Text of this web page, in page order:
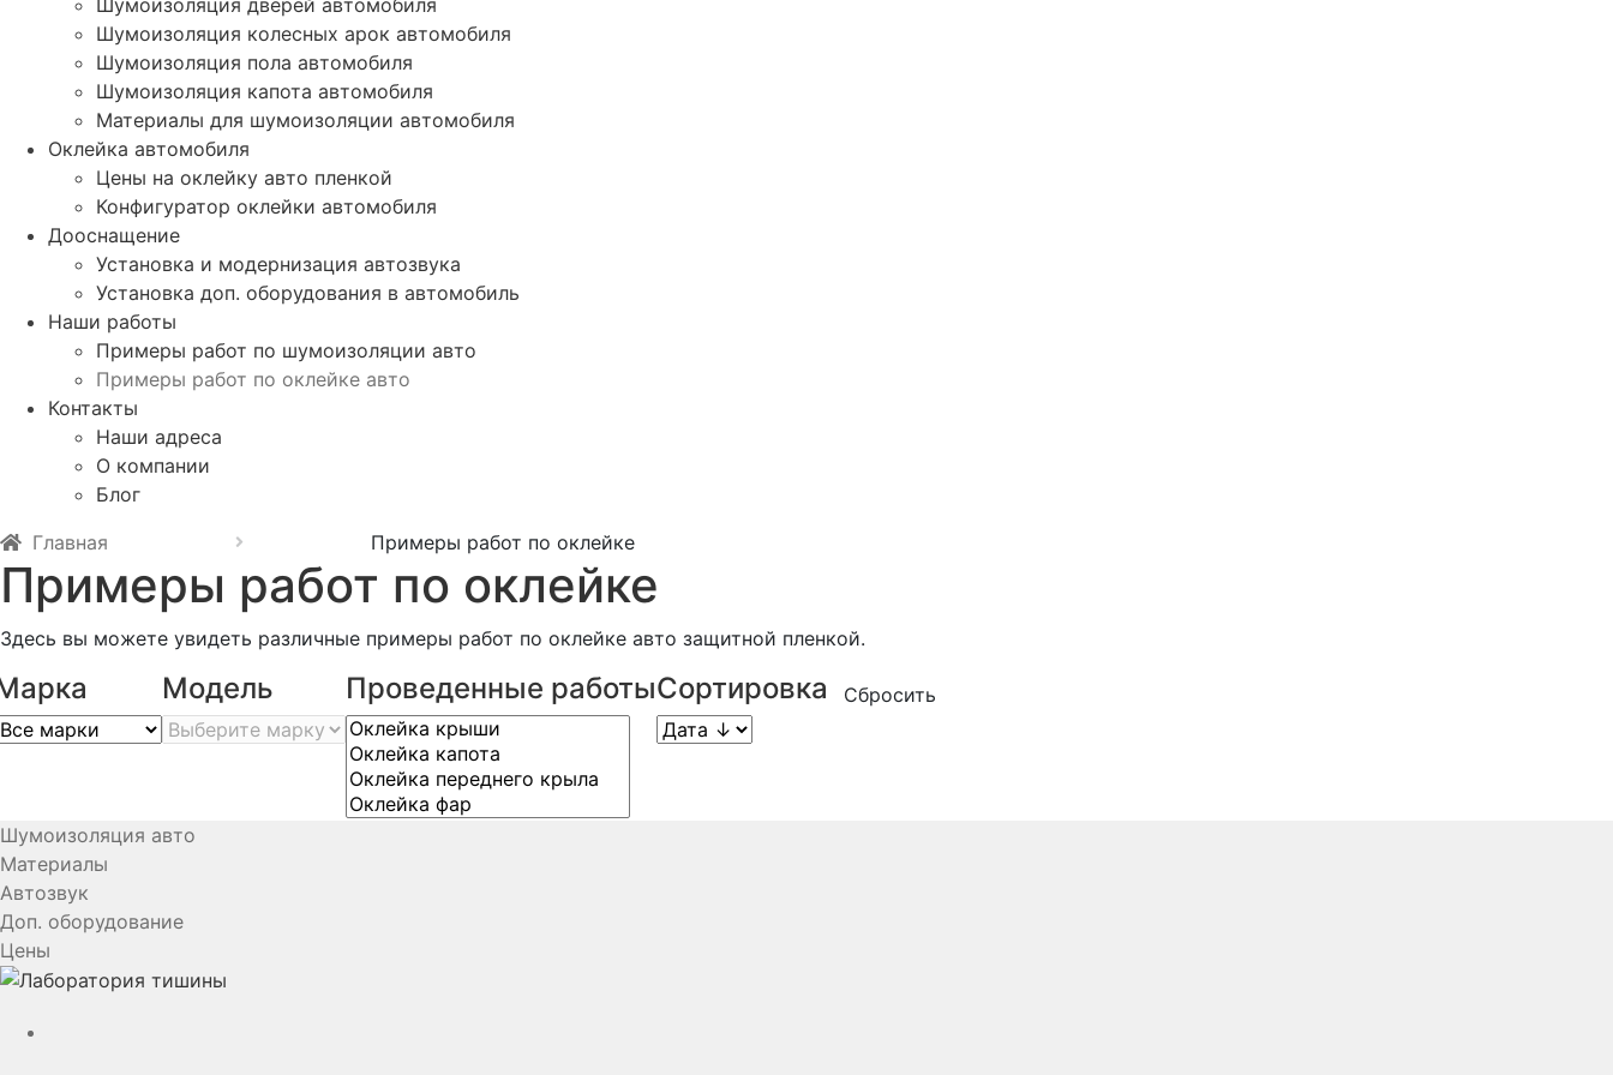
Шумоизоляция колесных арок автомобиля
Шумоизоляция пола автомобиля
Шумоизоляция капота автомобиля
Материалы для шумоизоляции автомобиля
Оклейка автомобиля
Цены на оклейку авто пленкой
Конфигуратор оклейки автомобиля
Дооснащение
Установка и модернизация автозвука
Установка доп. оборудования в автомобиль
Наши работы
Примеры работ по шумоизоляции авто
Примеры работ по оклейке авто
Контакты
Наши адреса
О компании
Блог
Главная
Примеры работ по оклейке
Примеры работ по оклейке
Здесь вы можете увидеть различные примеры работ по оклейке авто защитной пленкой.
Модель Проведенные работыСортировка Сбросить
Шумоизоляция авто
Материалы
Автозвук
Доп. оборудование
Цены